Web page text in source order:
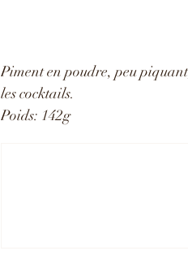
Piment en poudre, peu
les cocktails.
Poids: 142g